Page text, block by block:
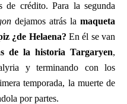
de crédito. Para la segunda
dejamos atrás la maqueta
¿de Helaena? En él se van
de la historia Targaryen,
y terminando con los
temporada, la muerte de
por partes.